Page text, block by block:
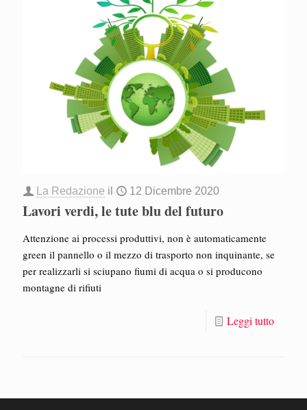
La Redazione il 12 Dicembre 2020
Lavori verdi, le tute blu del futuro
Attenzione ai processi produttivi, non è automaticamente
green il pannello o il mezzo di trasporto non inquinante, se
per realizzarli si sciupano fiumi di acqua o si producono
montagne di rifiuti
Leggi tutto